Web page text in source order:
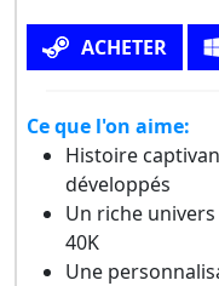
ACHETER
Ce que l'on aime:
Histoire
développés
Un riche
40K
Une